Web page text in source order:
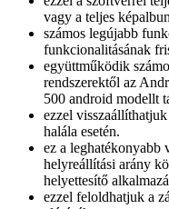
vagy a teljes
számos legújabb
funkcionalitásának
együttműködik
rendszerektől az
500 android modellt
ezzel
halála esetén.
ez a leghatékonyabb
helyreállítási arány
helyettesítő
ezzel feloldhatjuk a